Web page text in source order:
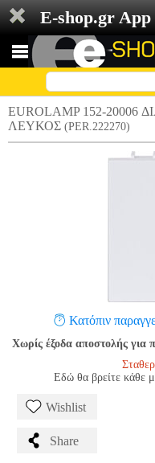
E-shop.gr App
EUROLAMP 152-20006
ΛΕΥΚΟΣ (PER.222270)
Κατόπιν
Χωρίς έξοδα αποστολής για
Εδώ θα βρείτε κάθε
Wishlist
Share